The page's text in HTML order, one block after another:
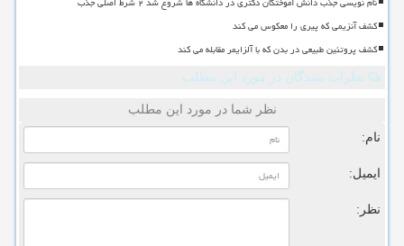
کشف آنزیمی که پیری را معکوس می کند
کشف پروتئین طبیعی در بدن که با آلزایمر مقابله می کند
نظرات بینندگان در مورد این مطلب
نظر شما در مورد این مطلب
نام:
ایمیل:
نظر: